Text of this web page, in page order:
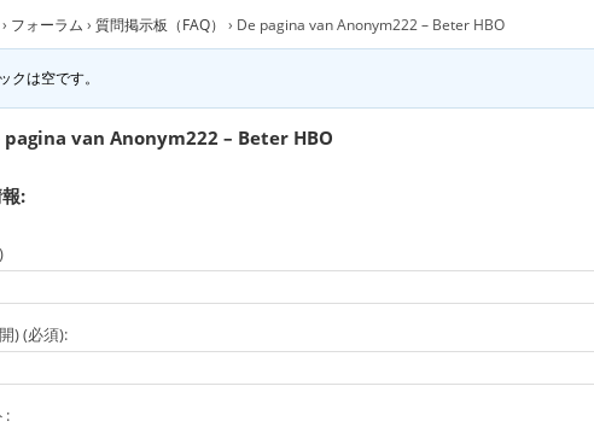
› フォーラム › 質問掲示板（FAQ） › De pagina van Anonym222 – Beter HBO
クは空です。
pagina van Anonym222 – Beter HBO
:
) (必須):
: